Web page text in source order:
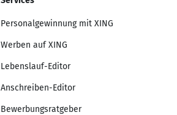
Personalgewinnung mit XING
Werben auf XING
Lebenslauf-Editor
Anschreiben-Editor
Bewerbungsratgeber